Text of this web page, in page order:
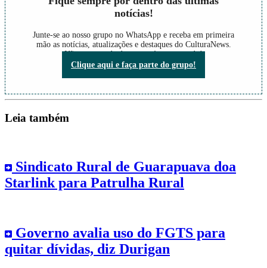
notícias!
Junte-se ao nosso grupo no WhatsApp e receba em primeira
mão as notícias, atualizações e destaques do CulturaNews.
Não perca nada do que está acontecendo!
Clique aqui e faça parte do grupo!
Leia também
Sindicato Rural de Guarapuava doa
Starlink para Patrulha Rural
Governo avalia uso do FGTS para
quitar dívidas, diz Durigan